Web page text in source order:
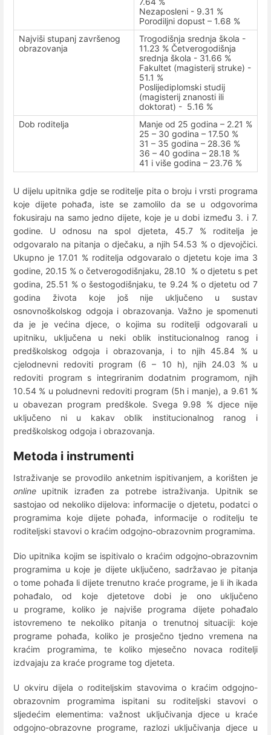
Nezaposleni - 9.31 %
Porodiljni dopust – 1.68 %
Najviši stupanj završenog
obrazovanja
Trogodišnja srednja škola -
11.23 % Četverogodišnja
srednja škola - 31.66 %
Fakultet (magisterij struke) -
51.1 %
Poslijediplomski studij
(magisterij znanosti ili
doktorat) - 5.16 %
Dob roditelja
Manje od 25 godina – 2.21 %
25 – 30 godina – 17.50 %
31 – 35 godina – 28.36 %
36 – 40 godina – 28.18 %
41 i više godina – 23.76 %
U dijelu upitnika gdje se roditelje pita o broju i vrsti programa
koje dijete pohađa, iste se zamolilo da se u odgovorima
fokusiraju na samo jedno dijete, koje je u dobi između 3. i 7.
godine. U odnosu na spol djeteta, 45.7 % roditelja je
odgovaralo na pitanja o dječaku, a njih 54.53 % o djevojčici.
Ukupno je 17.01 % roditelja odgovaralo o djetetu koje ima 3
godine, 20.15 % o četverogodišnjaku, 28.10 % o djetetu s pet
godina, 25.51 % o šestogodišnjaku, te 9.24 % o djetetu od 7
godina života koje još nije uključeno u sustav
osnovnoškolskog odgoja i obrazovanja. Važno je spomenuti
da je je većina djece, o kojima su roditelji odgovarali u
upitniku, uključena u neki oblik institucionalnog ranog i
predškolskog odgoja i obrazovanja, i to njih 45.84 % u
cjelodnevni redoviti program (6 – 10 h), njih 24.03 % u
redoviti program s integriranim dodatnim programom, njih
10.54 % u poludnevni redoviti program (5h i manje), a 9.61 %
u obavezan program predškole. Svega 9.98 % djece nije
uključeno ni u kakav oblik institucionalnog ranog i
predškolskog odgoja i obrazovanja.
Metoda i instrumenti
Istraživanje se provodilo anketnim ispitivanjem, a korišten je
online upitnik izrađen za potrebe istraživanja. Upitnik se
sastojao od nekoliko dijelova: informacije o djetetu, podatci o
programima koje dijete pohađa, informacije o roditelju te
roditeljski stavovi o kraćim odgojno-obrazovnim programima.
Dio upitnika kojim se ispitivalo o kraćim odgojno-obrazovnim
programima u koje je dijete uključeno, sadržavao je pitanja
o tome pohađa li dijete trenutno kraće programe, je li ih ikada
pohađalo, od koje djetetove dobi je ono uključeno
u programe, koliko je najviše programa dijete pohađalo
istovremeno te nekoliko pitanja o trenutnoj situaciji: koje
programe pohađa, koliko je prosječno tjedno vremena na
kraćim programima, te koliko mjesečno novaca roditelji
izdvajaju za kraće programe tog djeteta.
U okviru dijela o roditeljskim stavovima o kraćim odgojno-
obrazovnim programima ispitani su roditeljski stavovi o
sljedećim elementima: važnost uključivanja djece u kraće
odgojno-obrazovne programe, razlozi uključivanja djece u